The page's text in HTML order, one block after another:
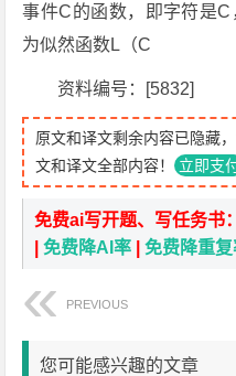
事件C的函数，即字符是
为似然函数L（C
资料编号：[5832]
原文和译文剩余内容已隐藏
文和译文全部内容！ 立即支
免费ai写开题、写任务书
|免费降AI率 |免费降重复
PREVIOUS
您可能感兴趣的文章